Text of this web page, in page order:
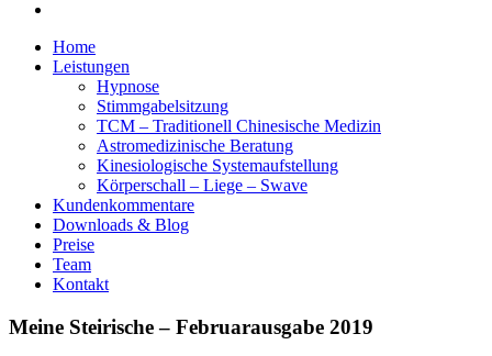
Home
Leistungen
Hypnose
Stimmgabelsitzung
TCM – Traditionell Chinesische Medizin
Astromedizinische Beratung
Kinesiologische Systemaufstellung
Körperschall – Liege – Swave
Kundenkommentare
Downloads & Blog
Preise
Team
Kontakt
Meine Steirische – Februarausgabe 2019